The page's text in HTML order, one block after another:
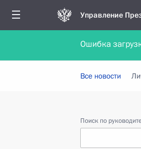
Управление
Обратиться в
Все новости
Поиск по
Ошибка